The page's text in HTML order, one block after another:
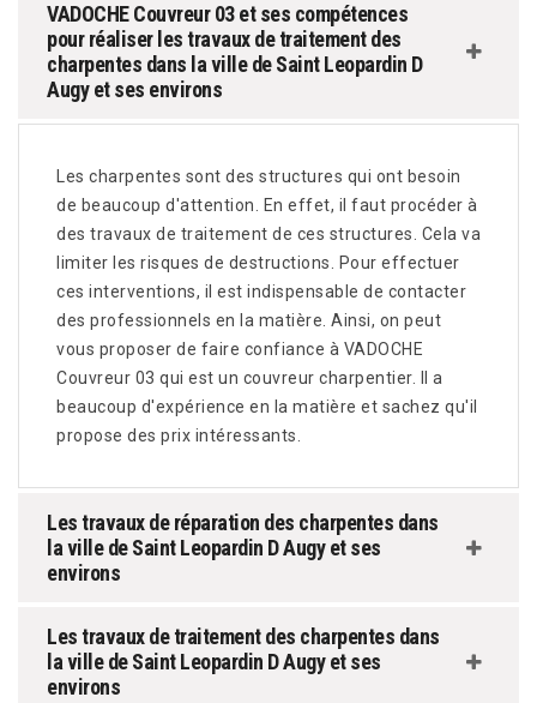
VADOCHE Couvreur 03 et ses compétences
pour réaliser les travaux de traitement des
charpentes dans la ville de Saint Leopardin D
Augy et ses environs
Les charpentes sont des structures qui ont besoin
de beaucoup d'attention. En effet, il faut procéder à
des travaux de traitement de ces structures. Cela va
limiter les risques de destructions. Pour effectuer
ces interventions, il est indispensable de contacter
des professionnels en la matière. Ainsi, on peut
vous proposer de faire confiance à VADOCHE
Couvreur 03 qui est un couvreur charpentier. Il a
beaucoup d'expérience en la matière et sachez qu'il
propose des prix intéressants.
Les travaux de réparation des charpentes dans
la ville de Saint Leopardin D Augy et ses
environs
Les travaux de traitement des charpentes dans
la ville de Saint Leopardin D Augy et ses
environs